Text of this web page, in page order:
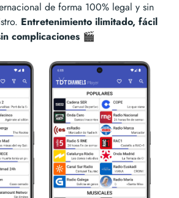
de forma 100% legal y sin
Entretenimiento ilimitado, fácil
complicaciones 🎬